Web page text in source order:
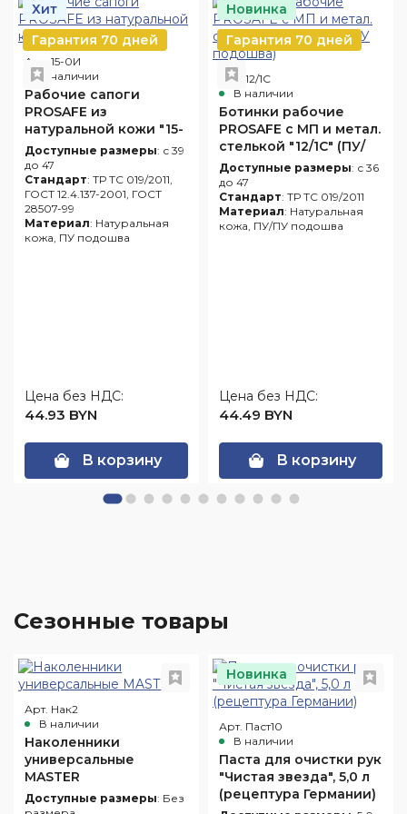
Хит
Гарантия 70 дней
Арт. 15-0И
В наличии
Рабочие сапоги
PROSAFE из
натуральной кожи "15-
0И"
Доступные размеры: с 39
до 47
Стандарт: ТР ТС 019/2011,
ГОСТ 12.4.137-2001, ГОСТ
28507-99
Материал: Натуральная
кожа, ПУ подошва
Цена без НДС:
44.93 BYN
В корзину
Новинка
Гарантия 70 дней
Арт. 12/1С
В наличии
Ботинки рабочие
PROSAFE с МП и метал.
стелькой "12/1С" (ПУ/
ПУ подошва)
Доступные размеры: с 36
до 47
Стандарт: ТР ТС 019/2011
Материал: Натуральная
кожа, ПУ/ПУ подошва
Цена без НДС:
44.49 BYN
В корзину
Сезонные товары
Арт. Нак2
В наличии
Наколенники
универсальные
MASTER
Доступные размеры: Без
Новинка
Арт. Паст10
В наличии
Паста для очистки рук
"Чистая звезда", 5,0 л
(рецептура Германии)